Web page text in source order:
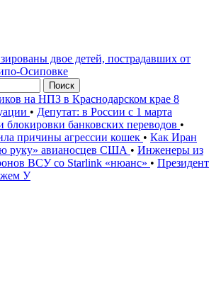
двое детей, пострадавших от
Осиповке
Поиск
на НПЗ в Краснодарском крае 8
• Депутат: в России с 1 марта
блокировки банковских переводов •
причины агрессии кошек • Как Иран
руку» авианосцев США • Инженеры из
ВСУ со Starlink «нюанс» • Президент
У